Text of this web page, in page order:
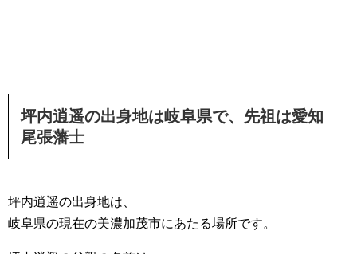
坪内逍遥の出身地は岐阜県で、先祖は愛知
尾張藩士
坪内逍遥の出身地は、
岐阜県の現在の美濃加茂市にあたる場所です。